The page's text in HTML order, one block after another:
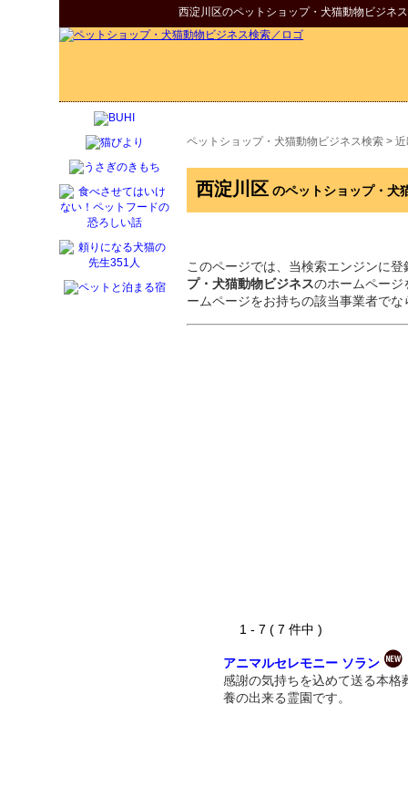
西淀川区のペットショップ・犬猫動物ビジネ
ペットショップ・犬猫動物ビジネス検索 >
西淀川区 のペットショップ・犬
このページでは、当検索エンジンに登
プ・犬猫動物ビジネスのホームペー
ームページをお持ちの該当事業者で
1 - 7 ( 7 件中 )
アニマルセレモニー ソラン
感謝の気持ちを込めて送る本格
養の出来る霊園です。